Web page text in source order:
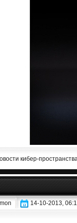
кибер-
14-10-2013,